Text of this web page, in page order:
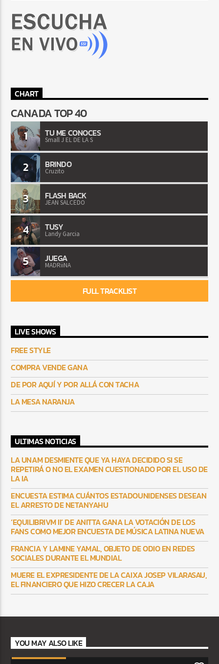
CHART
CANADA TOP 40
1 TU ME CONOCES
Small J EL DE LA S
2 BRINDO
Cruzito
3 FLASH BACK
JEAN SALCEDO
4 TUSY
Landy Garcia
5 JUEGA
MADRiiNA
FULL TRACKLIST
LIVE SHOWS
FREE STYLE
COMPRA VENDE GANA
DE POR AQUÍ Y POR ALLÁ CON TACHA
LA MESA NARANJA
ULTIMAS NOTICIAS
LA UNAM DESMIENTE QUE YA HAYA DECIDIDO SI SE
REPETIRÁ O NO EL EXAMEN CUESTIONADO POR EL USO DE
LA IA
ENCUESTA ESTIMA CUÁNTOS ESTADOUNIDENSES DESEAN
EL ARRESTO DE NETANYAHU
‘EQUILIBRIVM II’ DE ANITTA GANA LA VOTACIÓN DE LOS
FANS COMO MEJOR ENCUESTA DE MÚSICA LATINA NUEVA
FRANCIA Y LAMINE YAMAL, OBJETO DE ODIO EN REDES
SOCIALES DURANTE EL MUNDIAL
MUERE EL EXPRESIDENTE DE LA CAIXA JOSEP VILARASAU,
EL FINANCIERO QUE HIZO CRECER LA CAJA
YOU MAY ALSO LIKE